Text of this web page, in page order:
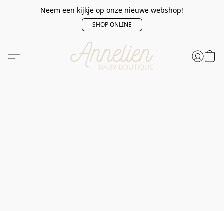
Neem een kijkje op onze nieuwe webshop!
SHOP ONLINE